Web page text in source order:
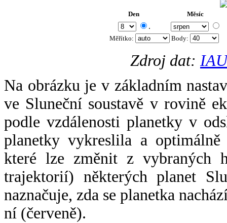
Den Měsíc
.
Měřítko: Body:
Zdroj dat:
Na obrázku je v základním
ve Sluneční soustavě v rovině
podle vzdálenosti planetky v
planetky vykreslila a
které lze změnit z vybraných
trajektorií) některých planet
naznačuje, zda se planetka
ní (červeně).